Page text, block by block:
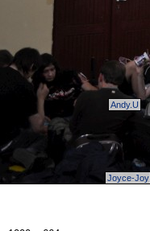
Andy.U
Joyce-Joy